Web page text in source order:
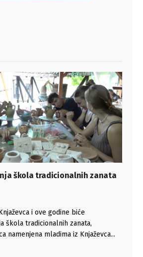
škola tradicionalnih zanata
i ove godine biće
škola tradicionalnih zanata,
namenjena mladima iz Knjaževca...